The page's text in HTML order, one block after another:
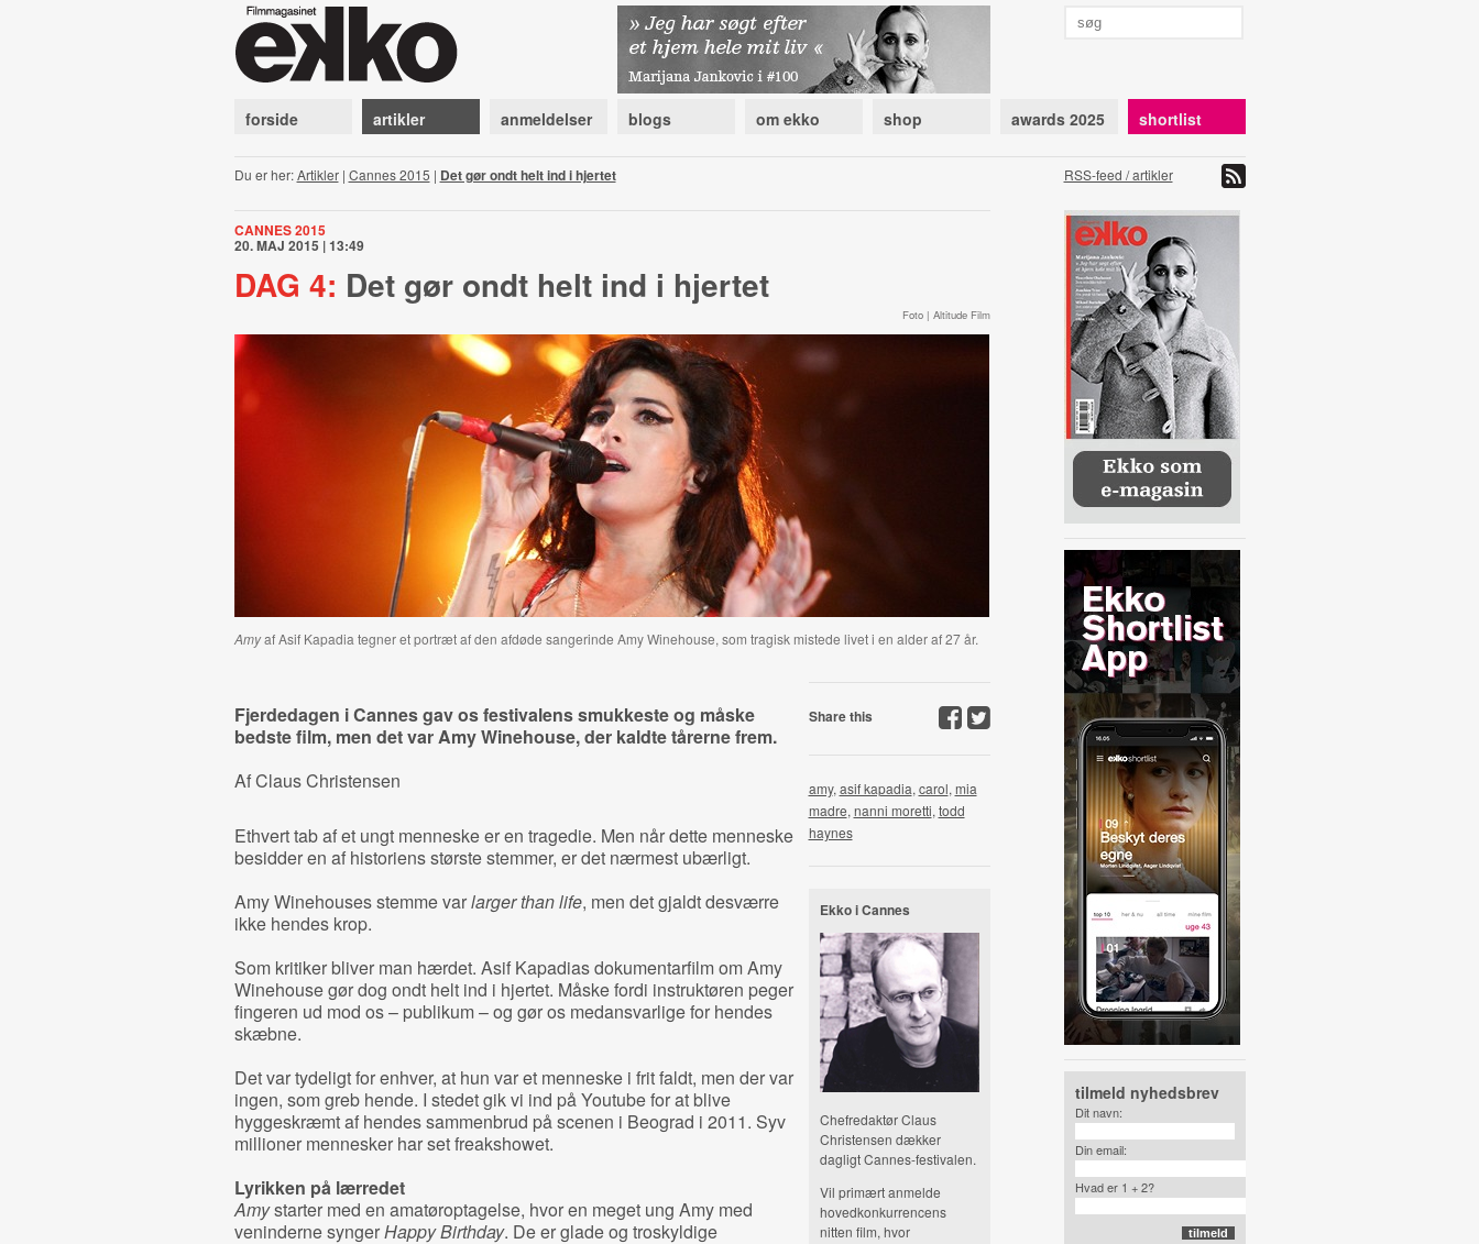
forside artikler anmeldelser blogs om ekko shop awards 2025 shortlist
Du er her:Artikler| Cannes 2015 | Det gør ondt helt ind i hjertet RSS-feed / artikler
CANNES 2015
20. MAJ 2015 | 13:49
DAG 4: Det gør ondt helt ind i hjertet
Foto | Altitude Film
Amyaf Asif Kapadia tegner et portræt af den afdøde sangerinde Amy Winehouse, som tragisk mistede livet i en alder af 27 år.
Fjerdedagen i Cannes gav os festivalens smukkeste og måske
bedste film, men det var Amy Winehouse, der kaldte tårerne frem.
Af Claus Christensen
Ethvert tab af et ungt menneske er en tragedie. Men når dette menneske
besidder en af historiens største stemmer, er det nærmest ubærligt.
Amy Winehouses stemme varlarger than life, men det gjaldt desværre
ikke hendes krop.
Som kritiker bliver man hærdet. Asif Kapadias dokumentarfilm om Amy
Winehouse gør dog ondt helt ind i hjertet. Måske fordi instruktøren peger
fingeren ud mod os – publikum – og gør os medansvarlige for hendes
skæbne.
Det var tydeligt for enhver, at hun var et menneske i frit faldt, men der var
ingen, som greb hende. I stedet gik vi ind på Youtube for at blive
hyggeskræmt af hendes sammenbrud på scenen i Beograd i 2011. Syv
millioner mennesker har set freakshowet.
Lyrikken på lærredet
Amystarter med en amatøroptagelse, hvor en meget ung Amy med
veninderne syngerHappy Birthday. De er glade og troskyldige
Share this
amy, asif kapadia, carol, mia
madre, nanni moretti, todd
haynes
Ekko i Cannes
Chefredaktør Claus
Christensen dækker
dagligt Cannes-festivalen.
Vil primært anmelde
hovedkonkurrencens
nitten film, hvor
tilmeld nyhedsbrev
Dit navn:
Din email:
Hvad er 1 + 2?